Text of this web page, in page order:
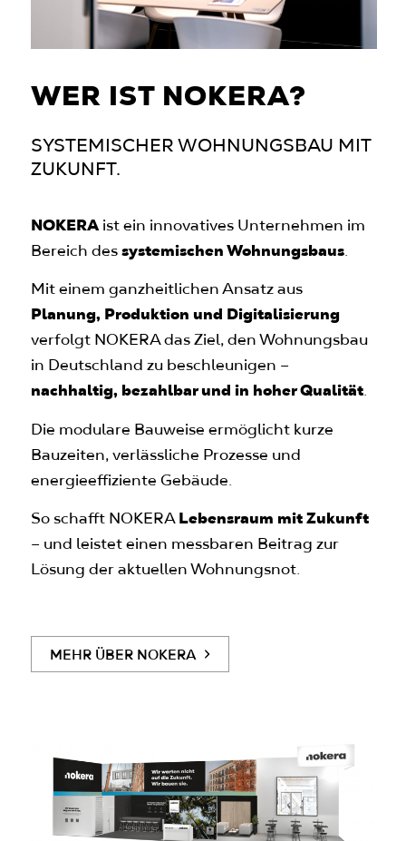
WER IST NOKERA?
SYSTEMISCHER WOHNUNGSBAU MIT
ZUKUNFT.
NOKERAist ein innovatives Unternehmen im
Bereich dessystemischen Wohnungsbaus.
Mit einem ganzheitlichen Ansatz aus
Planung, Produktion und Digitalisierung
verfolgt NOKERA das Ziel, den Wohnungsbau
in Deutschland zu beschleunigen –
nachhaltig, bezahlbar und in hoher Qualität.
Die modulare Bauweise ermöglicht kurze
Bauzeiten, verlässliche Prozesse und
energieeffiziente Gebäude.
So schafft NOKERALebensraum mit Zukunft
– und leistet einen messbaren Beitrag zur
Lösung der aktuellen Wohnungsnot.
MEHR ÜBER NOKERA